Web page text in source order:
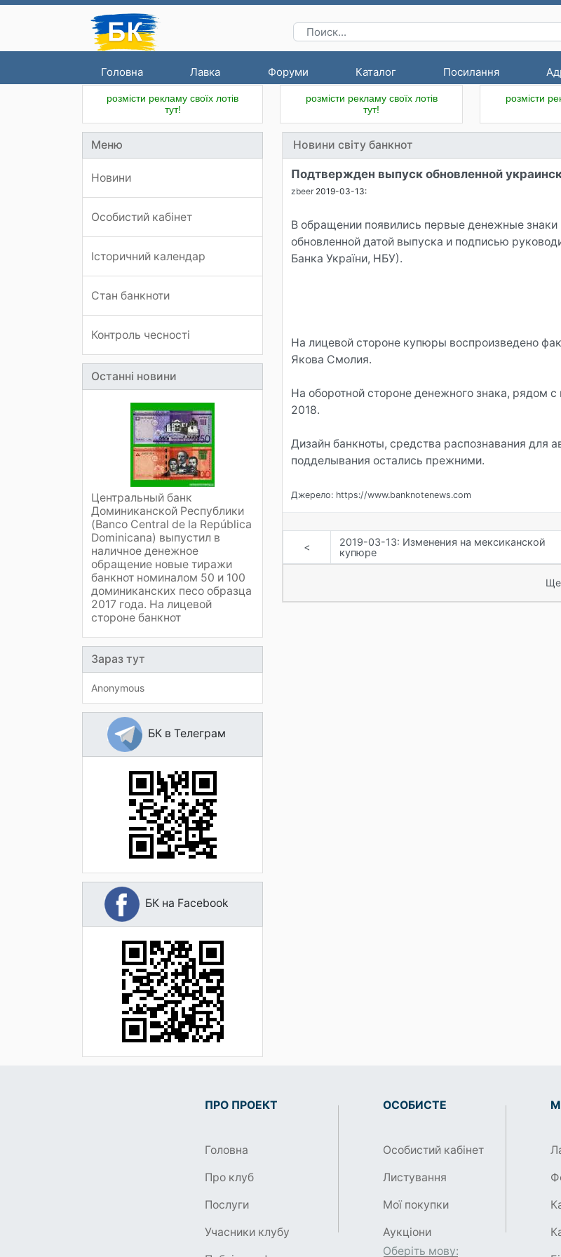
Головна Лавка Форуми Каталог Посилання
розмісти рекламу своїх лотів
тут!
розмісти рекламу своїх лотів
тут!
розмісти
Меню
Новини
Особистий кабінет
Історичний календар
Стан банкноти
Контроль чесності
Останні новини
Центральный банк
Доминиканской Республики
(Banco Central de la República
Dominicana) выпустил в
наличное денежное
обращение новые тиражи
банкнот номиналом 50 и 100
доминиканских песо образца
2017 года. На лицевой
стороне банкнот
Зараз тут
Anonymous
БК в Телеграм
БК на Facebook
Новини світу банкнот
Подтвержден выпуск обновленной
zbeer 2019-03-13:
В обращении появились первые денежные
обновленной датой выпуска и подписью
Банка України, НБУ).
На лицевой стороне купюры воспроизведено
Якова Смолия.
На оборотной стороне денежного знака, рядом
2018.
Дизайн банкноты, средства распознавания для
подделывания остались прежними.
Джерело: https://www.banknotenews.com
<
2019-03-13: Изменения на мексиканской
купюре
Ще
ПРО ПРОЕКТ
Головна
Про клуб
Послуги
Учасники клубу
ОСОБИСТЕ
Особистий кабінет
Листування
Мої покупки
Аукціони
Оберіть мову: